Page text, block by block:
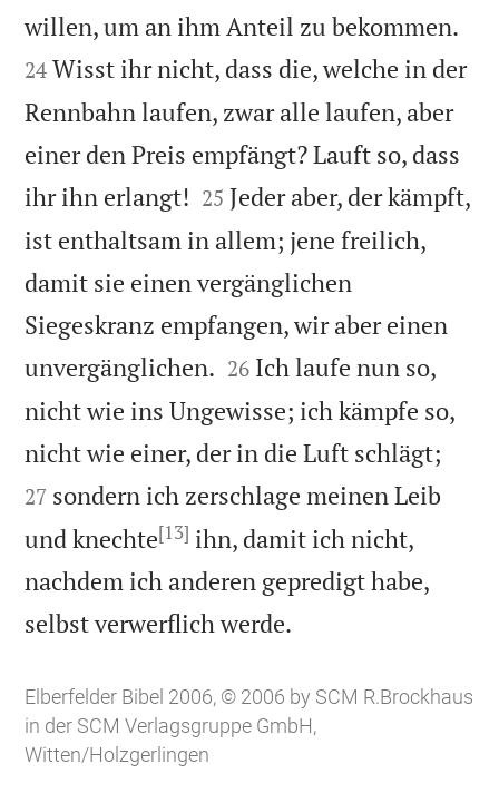
willen, um an ihm Anteil zu bekommen.
24 Wisst ihr nicht, dass die, welche in der
Rennbahn laufen, zwar alle laufen, aber
einer den Preis empfängt? Lauft so, dass
ihr ihn erlangt! 

25 Jeder aber, der kämpft,
ist enthaltsam in allem; jene freilich,
damit sie einen vergänglichen
Siegeskranz empfangen, wir aber einen
unvergänglichen. 

26 Ich laufe nun so,
nicht wie ins Ungewisse; ich kämpfe so,
nicht wie einer, der in die Luft schlägt;
27 sondern ich zerschlage meinen Leib
und knechte[13] ihn, damit ich nicht,
nachdem ich anderen gepredigt habe,
selbst verwerflich werde.
Elberfelder Bibel 2006, © 2006 by SCM R.Brockhaus
in der SCM Verlagsgruppe GmbH,
Witten/Holzgerlingen